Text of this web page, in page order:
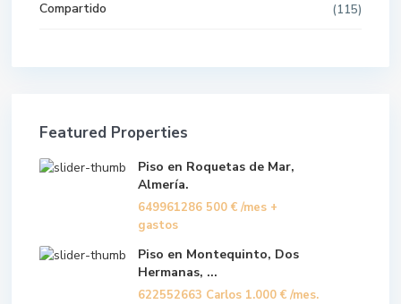
Compartido (115)
Featured Properties
Piso en Roquetas de Mar,
Almería.
649961286 500 € /mes +
gastos
Piso en Montequinto, Dos
Hermanas, ...
622552663 Carlos 1.000 € /mes.